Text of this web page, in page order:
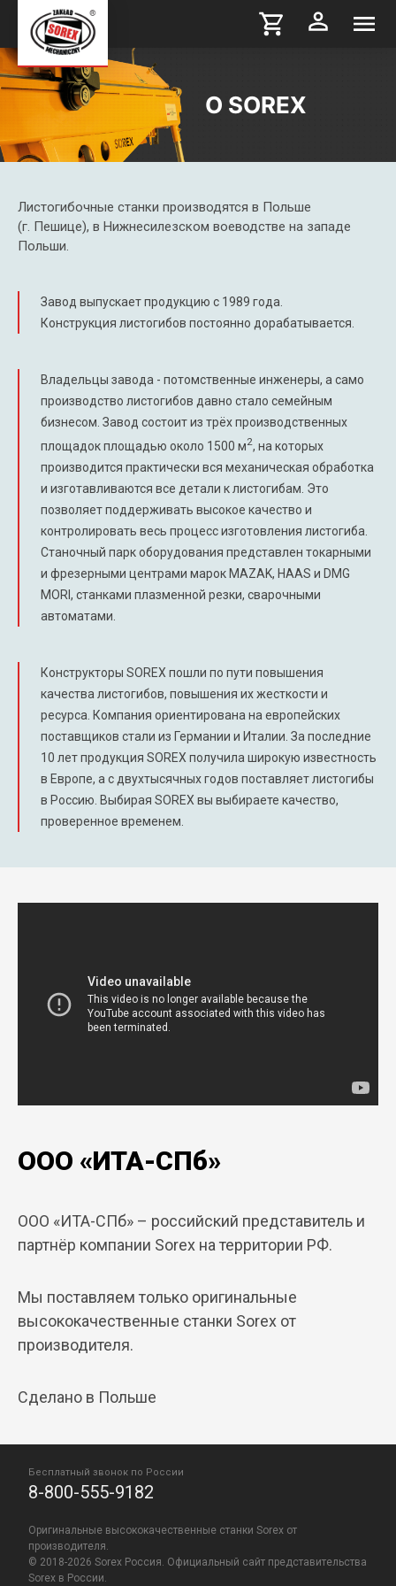
О SOREX
Листогибочные станки производятся в Польше
(г. Пешице), в Нижнесилезском воеводстве на западе
Польши.
Завод выпускает продукцию с 1989 года.
Конструкция листогибов постоянно дорабатывается.
Владельцы завода - потомственные инженеры, а само
производство листогибов давно стало семейным
бизнесом. Завод состоит из трёх производственных
площадок площадью около 1500 м2, на которых
производится практически вся механическая обработка
и изготавливаются все детали к листогибам. Это
позволяет поддерживать высокое качество и
контролировать весь процесс изготовления листогиба.
Станочный парк оборудования представлен токарными
и фрезерными центрами марок MAZAK, HAAS и DMG
MORI, станками плазменной резки, сварочными
автоматами.
Конструкторы SOREX пошли по пути повышения
качества листогибов, повышения их жесткости и
ресурса. Компания ориентирована на европейских
поставщиков стали из Германии и Италии. За последние
10 лет продукция SOREX получила широкую известность
в Европе, а с двухтысячных годов поставляет листогибы
в Россию. Выбирая SOREX вы выбираете качество,
проверенное временем.
ООО «ИТА-СПб»
ООО «ИТА-СПб» – российский представитель и
партнёр компании Sorex на территории РФ.
Мы поставляем только оригинальные
высококачественные станки Sorex от
производителя.
Сделано в Польше
Бесплатный звонок по России
8-800-555-9182
Оригинальные высококачественные станки Sorex от
производителя.
© 2018-2026 Sorex Россия. Официальный сайт представительства
Sorex в России.